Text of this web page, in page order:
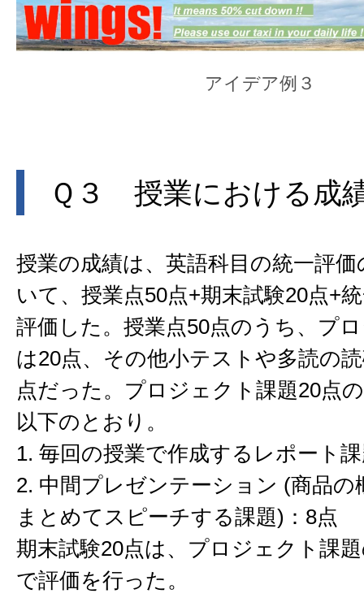
アイデア例３
Ｑ３ 授業における成
授業の成績は、英語科目の統一評
いて、授業点50点+期末試験20点+
評価した。授業点50点のうち、プ
は20点、その他小テストや多読の
点だった。プロジェクト課題20点
以下のとおり。
1. 毎回の授業で作成するレポート
2. 中間プレゼンテーション (商品の
まとめてスピーチする課題)：8点
期末試験20点は、プロジェクト課
で評価を行った。